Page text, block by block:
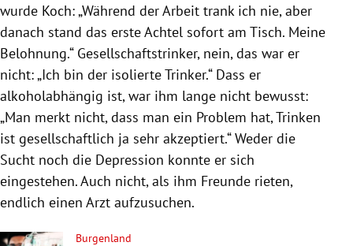
wurde Koch: „Während der Arbeit trank ich nie, aber
danach stand das erste Achtel sofort am Tisch. Meine
Belohnung.“ Gesellschaftstrinker, nein, das war er
nicht: „Ich bin der isolierte Trinker.“ Dass er
alkoholabhängig ist, war ihm lange nicht bewusst:
„Man merkt nicht, dass man ein Problem hat, Trinken
ist gesellschaftlich ja sehr akzeptiert.“ Weder die
Sucht noch die Depression konnte er sich
eingestehen. Auch nicht, als ihm Freunde rieten,
endlich einen Arzt aufzusuchen.
Burgenland